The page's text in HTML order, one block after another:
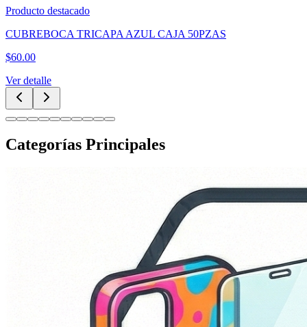
Producto destacado
CUBREBOCA TRICAPA AZUL CAJA 50PZAS
$60.00
Ver detalle
Categorías Principales